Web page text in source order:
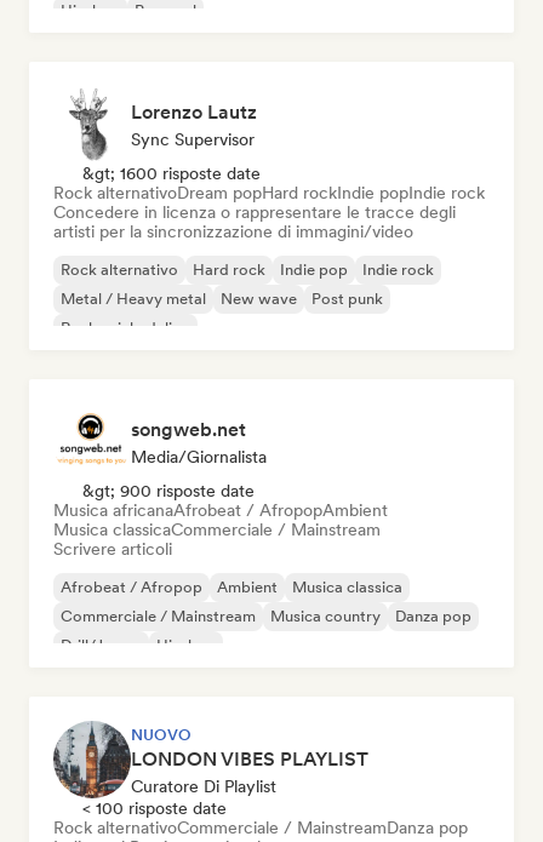
Hip-hop
Pop soul
Lorenzo Lautz
Sync Supervisor
&gt; 1600 risposte date
Rock alternativoDream popHard rockIndie popIndie rock
Concedere in licenza o rappresentare le tracce degli
artisti per la sincronizzazione di immagini/video
Rock alternativo Hard rock Indie pop
Indie rock
Metal / Heavy metal
New wave
Post punk
Rock psichedelico
songweb.net
Media/Giornalista
&gt; 900 risposte date
Musica africanaAfrobeat / AfropopAmbient
Musica classicaCommerciale / Mainstream
Scrivere articoli
Afrobeat / Afropop Ambient
Musica classica
Commerciale / Mainstream
Musica country
Danza pop
Drill/Jersey
Hip-hop
NUOVO
LONDON VIBES PLAYLIST
Curatore Di Playlist
< 100 risposte date
Rock alternativoCommerciale / MainstreamDanza pop